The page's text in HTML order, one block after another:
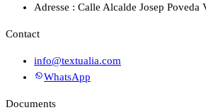
Adresse : Calle Alcalde Josep
Contact
info@textualia.com
WhatsApp
Documents